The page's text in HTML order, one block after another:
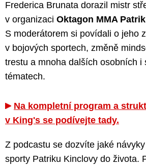
Frederica Brunata dorazil mistr
v organizaci Oktagon MMA
S moderátorem si povídali o jeho
v bojových sportech, změně
trestu a mnoha dalších osobních i
tématech.
Na kompletní program a
v King's se podívejte tady.
Z podcastu se dozvíte jaké
sporty Patriku Kinclovy do života.